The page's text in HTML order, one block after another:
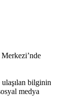
bilginin
medya